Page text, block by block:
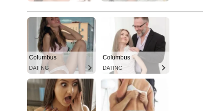
Columbus
DATING
Columbus
DATING